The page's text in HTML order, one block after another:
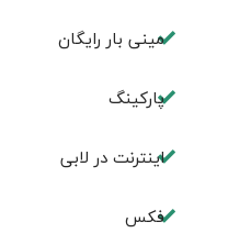
مینی بار رایگان
پاركينگ
اينترنت در لابی
فكس